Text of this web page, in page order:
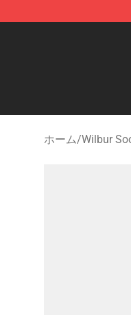
Wilbur Soot
ホーム/Wilbur